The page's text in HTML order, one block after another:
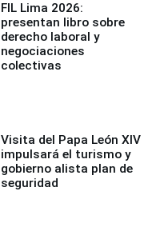
FIL Lima 2026:
presentan libro sobre
derecho laboral y
negociaciones
colectivas
Visita del Papa León XIV
impulsará el turismo y
gobierno alista plan de
seguridad